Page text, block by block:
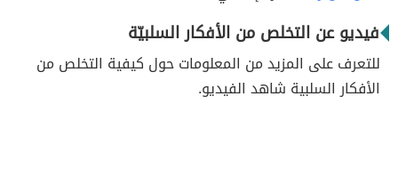
فيديو عن التخلص من الأفكار السلبيّة
للتعرف على المزيد من المعلومات حول كيفية التخلص من
الأفكار السلبية شاهد الفيديو.